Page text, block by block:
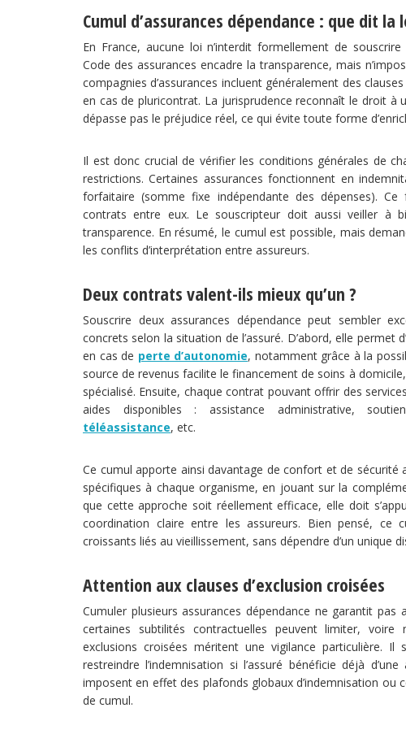
Cumul d’assurances dépendance : que dit la
En France, aucune loi n’interdit formellement de souscrire
Code des assurances encadre la transparence, mais
compagnies d’assurances incluent généralement des
en cas de pluricontrat. La jurisprudence reconnaît le droit
dépasse pas le préjudice réel, ce qui évite toute forme
Il est donc crucial de vérifier les conditions générales de
restrictions. Certaines assurances fonctionnent en
forfaitaire (somme fixe indépendante des dépenses).
contrats entre eux. Le souscripteur doit aussi veiller à
transparence. En résumé, le cumul est possible, mais
les conflits d’interprétation entre assureurs.
Deux contrats valent-ils mieux qu’un ?
Souscrire deux assurances dépendance peut sembler
concrets selon la situation de l’assuré. D’abord, elle
en cas de perte d’autonomie, notamment grâce à la
source de revenus facilite le financement de soins à
spécialisé. Ensuite, chaque contrat pouvant offrir des
aides disponibles : assistance administrative,
téléassistance, etc.
Ce cumul apporte ainsi davantage de confort et de
spécifiques à chaque organisme, en jouant sur la
que cette approche soit réellement efficace, elle doit
coordination claire entre les assureurs. Bien pensé, ce
croissants liés au vieillissement, sans dépendre d’un unique
Attention aux clauses d’exclusion croisées
Cumuler plusieurs assurances dépendance ne garantit
certaines subtilités contractuelles peuvent limiter,
exclusions croisées méritent une vigilance particulière.
restreindre l’indemnisation si l’assuré bénéficie déjà
imposent en effet des plafonds globaux d’indemnisation ou
de cumul.